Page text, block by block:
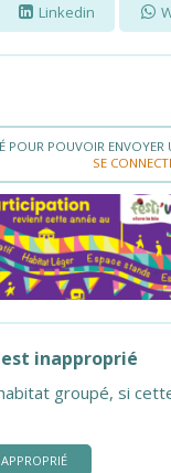
Linkedin
POUR POUVOIR
SE
inapproprié
groupé, si